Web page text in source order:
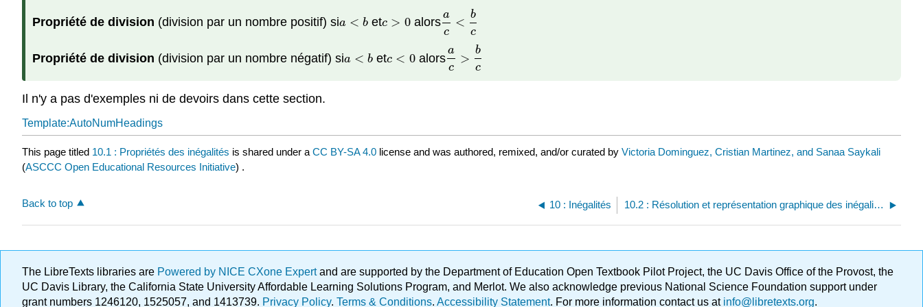
Propriété de division (division par un nombre positif) sia < b
a <b etc > 0
c >0 alors
a
c
<
b
c
ac <b c
Propriété de division (division par un nombre négatif) sia < b
a <b etc < 0
c <0 alors
a
c
>
b
c
ac >b c
Il n'y a pas d'exemples ni de devoirs dans cette section.
Template:AutoNumHeadings
This page titled 10.1 : Propriétés des inégalités is shared under a CC BY-SA 4.0 license and was authored, remixed, and/or curated by Victoria Dominguez, Cristian Martinez, and Sanaa Saykali
(ASCCC Open Educational Resources Initiative) .
Back to top 10 : Inégalités 10.2 : Résolution et représentation graphique des inégalités, et rédaction de réponses en notation par intervalles
The LibreTexts libraries are Powered by NICE CXone Expertand are supported by the Department of Education Open Textbook Pilot Project, the UC Davis Office of the Provost, the
UC Davis Library, the California State University Affordable Learning Solutions Program, and Merlot. We also acknowledge previous National Science Foundation support under
grant numbers 1246120, 1525057, and 1413739. Privacy Policy. Terms & Conditions. Accessibility Statement. For more information contact us atinfo@libretexts.org.